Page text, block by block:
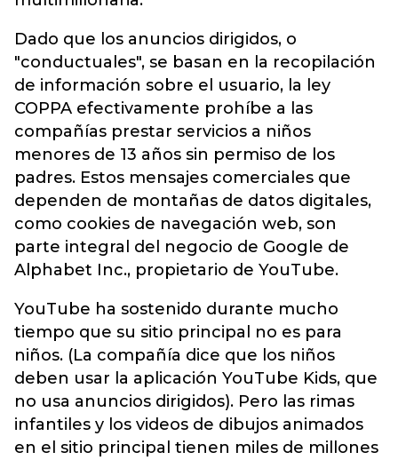
Dado que los anuncios dirigidos, o
"conductuales", se basan en la recopilación
de información sobre el usuario, la ley
COPPA efectivamente prohíbe a las
compañías prestar servicios a niños
menores de 13 años sin permiso de los
padres. Estos mensajes comerciales que
dependen de montañas de datos digitales,
como cookies de navegación web, son
parte integral del negocio de Google de
Alphabet Inc., propietario de YouTube.
YouTube ha sostenido durante mucho
tiempo que su sitio principal no es para
niños. (La compañía dice que los niños
deben usar la aplicación YouTube Kids, que
no usa anuncios dirigidos). Pero las rimas
infantiles y los videos de dibujos animados
en el sitio principal tienen miles de millones